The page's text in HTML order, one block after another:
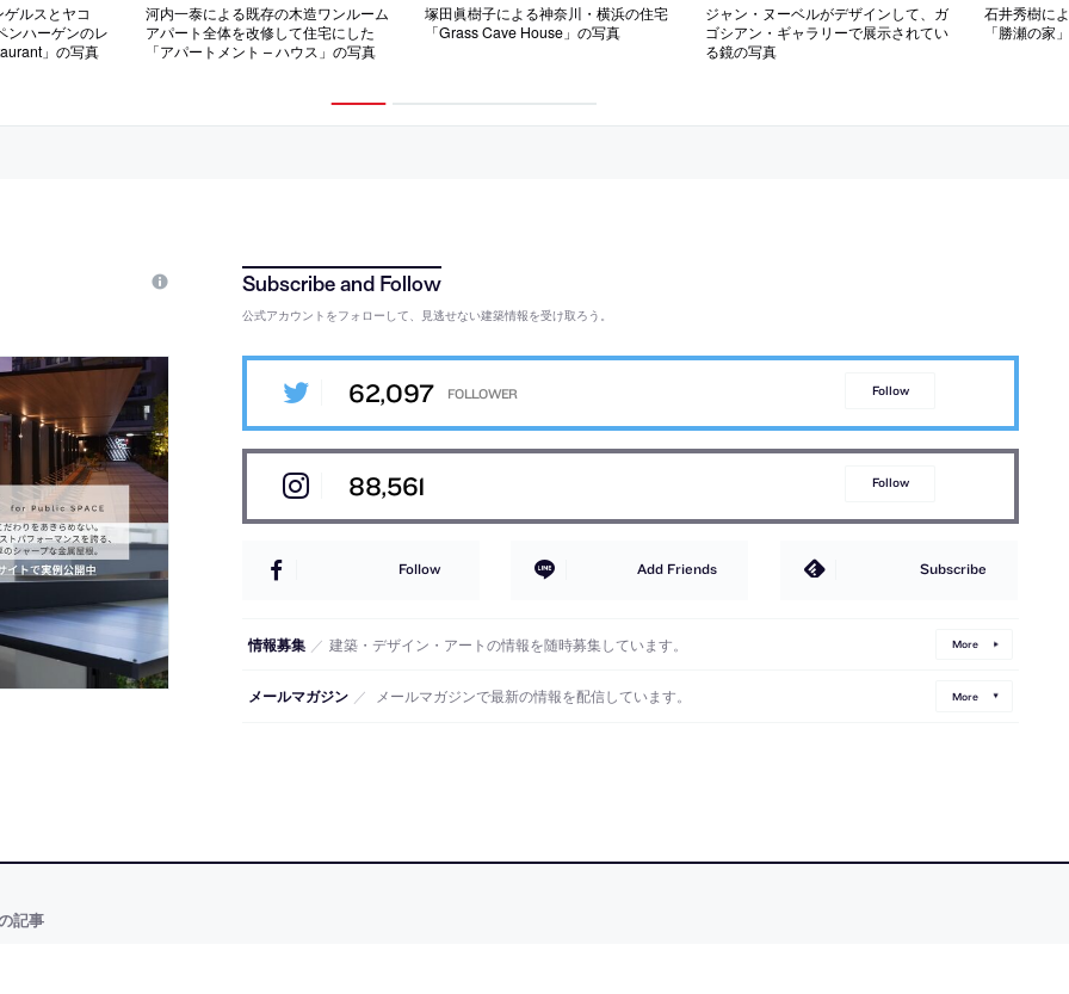
ルスとヤコ
ンハーゲンのレ
」の写真
河内一泰による既存の木造ワンルーム
アパート全体を改修して住宅にした
「アパートメント – ハウス」の写真
塚田眞樹子による神奈川・横浜の住宅
「Grass Cave House」の写真
ジャン・ヌーベルがデザインして、ガ
ゴシアン・ギャラリーで展示されてい
る鏡の写真
石井秀樹に
「勝瀬の家
公式アカウントをフォローして、見逃せない建築情報を受け取ろう。
62,097 Follow
88,561 Follow
Follow Add Friends Subscribe
情報募集 ／ 建築・デザイン・アートの情報を随時募集しています。 More
メールマガジン ／ メールマガジンで最新の情報を配信しています。 More
記事